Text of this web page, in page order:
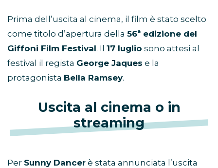
Prima dell’uscita al cinema, il film è stato scelto
come titolo d’apertura della 56ª edizione del
Giffoni Film Festival. Il 17 luglio sono attesi al
festival il regista George Jaques e la
protagonista Bella Ramsey.
Uscita al cinema o in
streaming
Per Sunny Dancer è stata annunciata l’uscita